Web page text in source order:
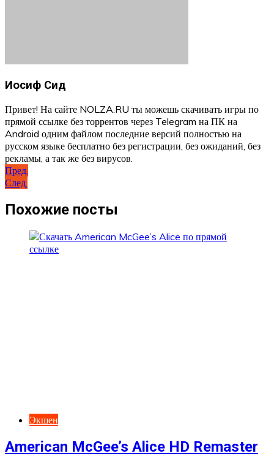
Иосиф Сид
Привет! На сайте NOLZA.RU ты можешь скачивать игры по
прямой ссылке без торрентов через Telegram на ПК на
Android одним файлом последние версий полностью на
русском языке бесплатно без регистрации, без ожиданий, без
рекламы, а так же без вирусов.
Навигация
по
записям
Пред.
След.
Похожие посты
Экшен
American McGee’s Alice HD Remaster